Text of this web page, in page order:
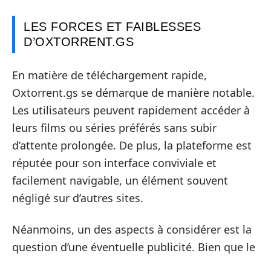
LES FORCES ET FAIBLESSES
D’OXTORRENT.GS
En matière de téléchargement rapide,
Oxtorrent.gs se démarque de manière notable.
Les utilisateurs peuvent rapidement accéder à
leurs films ou séries préférés sans subir
d’attente prolongée. De plus, la plateforme est
réputée pour son interface conviviale et
facilement navigable, un élément souvent
négligé sur d’autres sites.
Néanmoins, un des aspects à considérer est la
question d’une éventuelle publicité. Bien que le